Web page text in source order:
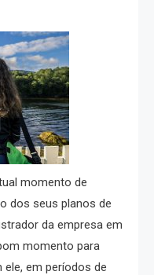
momento de
dos seus planos de
da empresa em
momento para
em períodos de